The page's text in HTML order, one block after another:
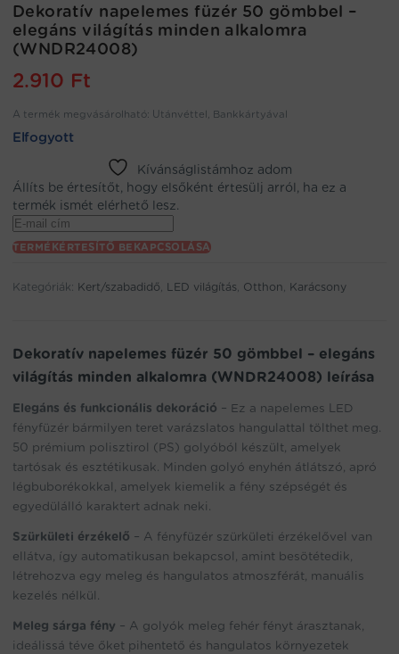
Dekoratív napelemes füzér 50 gömbbel –
elegáns világítás minden alkalomra
(WNDR24008)
2.910 Ft
A termék megvásárolható: Utánvéttel, Bankkártyával
Elfogyott
Kívánságlistámhoz adom
Állíts be értesítőt, hogy elsőként értesülj arról, ha ez a
termék ismét elérhető lesz.
Enter
your
email
to
waitlist
this
product
TERMÉKÉRTESÍTŐ BEKAPCSOLÁSA
Kategóriák: Kert/szabadidő, LED világítás, Otthon, Karácsony
Dekoratív napelemes füzér 50 gömbbel – elegáns
világítás minden alkalomra (WNDR24008) leírása
Elegáns és funkcionális dekoráció – Ez a napelemes LED
fényfüzér bármilyen teret varázslatos hangulattal tölthet meg.
50 prémium polisztirol (PS) golyóból készült, amelyek
tartósak és esztétikusak. Minden golyó enyhén átlátszó, apró
légbuborékokkal, amelyek kiemelik a fény szépségét és
egyedülálló karaktert adnak neki.
Szürkületi érzékelő – A fényfüzér szürkületi érzékelővel van
ellátva, így automatikusan bekapcsol, amint besötétedik,
létrehozva egy meleg és hangulatos atmoszférát, manuális
kezelés nélkül.
Meleg sárga fény – A golyók meleg fehér fényt árasztanak,
ideálissá téve őket pihentető és hangulatos környezetek